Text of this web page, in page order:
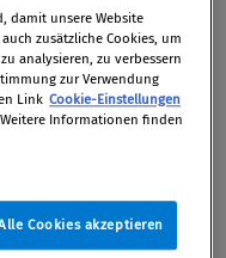
anwenden
ist mehr als eine
ist ein zentraler
was richtig
wer KI
nutzen.
KI-Kompetenz
damit unsere Website
zusätzliche Cookies, um
analysieren, zu verbessern
zur Verwendung
Link Cookie-Einstellungen
Informationen finden
Cookies akzeptieren